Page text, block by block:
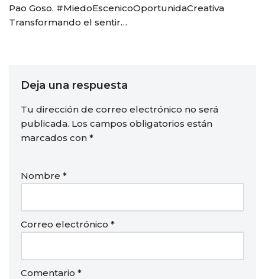
Pao Goso. #MiedoEscenicoOportunidaCreativa
Transformando el sentir…
Deja una respuesta
Tu dirección de correo electrónico no será
publicada. Los campos obligatorios están
marcados con *
Nombre *
Correo electrónico *
Comentario *